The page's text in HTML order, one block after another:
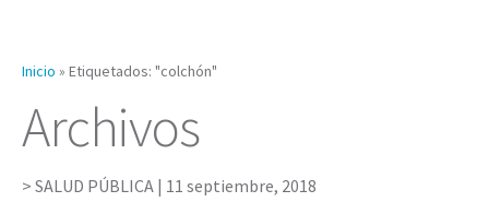
Inicio » Etiquetados: "colchón"
Archivos
SALUD PÚBLICA | 11 septiembre, 2018